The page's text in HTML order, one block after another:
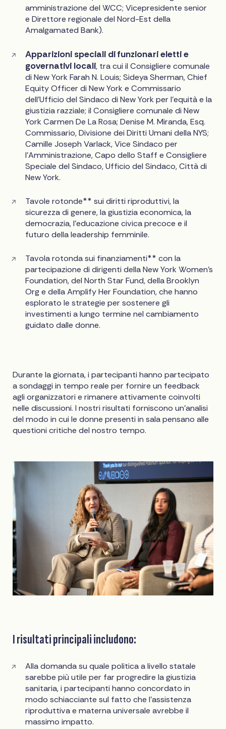
amministrazione del WCC; Vicepresidente senior
e Direttore regionale del Nord-Est della
Amalgamated Bank).
Apparizioni speciali di funzionari eletti e
governativi locali, tra cui il Consigliere comunale
di New York Farah N. Louis; Sideya Sherman, Chief
Equity Officer di New York e Commissario
dell'Ufficio del Sindaco di New York per l'equità e la
giustizia razziale; il Consigliere comunale di New
York Carmen De La Rosa; Denise M. Miranda, Esq.
Commissario, Divisione dei Diritti Umani della NYS;
Camille Joseph Varlack, Vice Sindaco per
l'Amministrazione, Capo dello Staff e Consigliere
Speciale del Sindaco, Ufficio del Sindaco, Città di
New York.
Tavole rotonde** sui diritti riproduttivi, la
sicurezza di genere, la giustizia economica, la
democrazia, l'educazione civica precoce e il
futuro della leadership femminile.
Tavola rotonda sui finanziamenti** con la
partecipazione di dirigenti della New York Women's
Foundation, del North Star Fund, della Brooklyn
Org e della Amplify Her Foundation, che hanno
esplorato le strategie per sostenere gli
investimenti a lungo termine nel cambiamento
guidato dalle donne.
Durante la giornata, i partecipanti hanno partecipato
a sondaggi in tempo reale per fornire un feedback
agli organizzatori e rimanere attivamente coinvolti
nelle discussioni. I nostri risultati forniscono un'analisi
del modo in cui le donne presenti in sala pensano alle
questioni critiche del nostro tempo.
I risultati principali includono:
Alla domanda su quale politica a livello statale
sarebbe più utile per far progredire la giustizia
sanitaria, i partecipanti hanno concordato in
modo schiacciante sul fatto che l'assistenza
riproduttiva e materna universale avrebbe il
massimo impatto.